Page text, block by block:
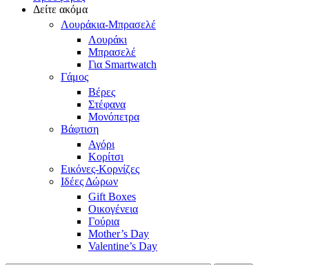
Δείτε ακόμα
Λουράκια-Μπρασελέ
Λουράκι
Μπρασελέ
Για Smartwatch
Γάμος
Βέρες
Στέφανα
Μονόπετρα
Βάφτιση
Αγόρι
Κορίτσι
Εικόνες-Κορνίζες
Ιδέες Δώρων
Gift Boxes
Οικογένεια
Γούρια
Mother’s Day
Valentine’s Day